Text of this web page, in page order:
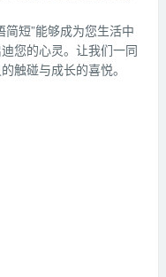
短”能够成为您生活中
您的心灵。让我们一同
触碰与成长的喜悦。